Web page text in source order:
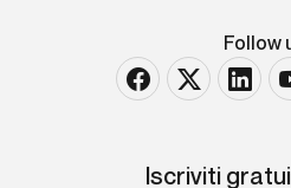
Follow
Iscriviti